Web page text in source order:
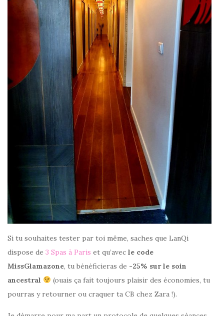
Si tu souhaites tester par toi même, saches que LanQi
dispose de 3 Spas à Paris et qu’avec le code
MissGlamazone, tu bénéficieras de -25% sur le soin
ancestral
(ouais ça fait toujours plaisir des économies, tu
pourras y retourner ou craquer ta CB chez Zara !).